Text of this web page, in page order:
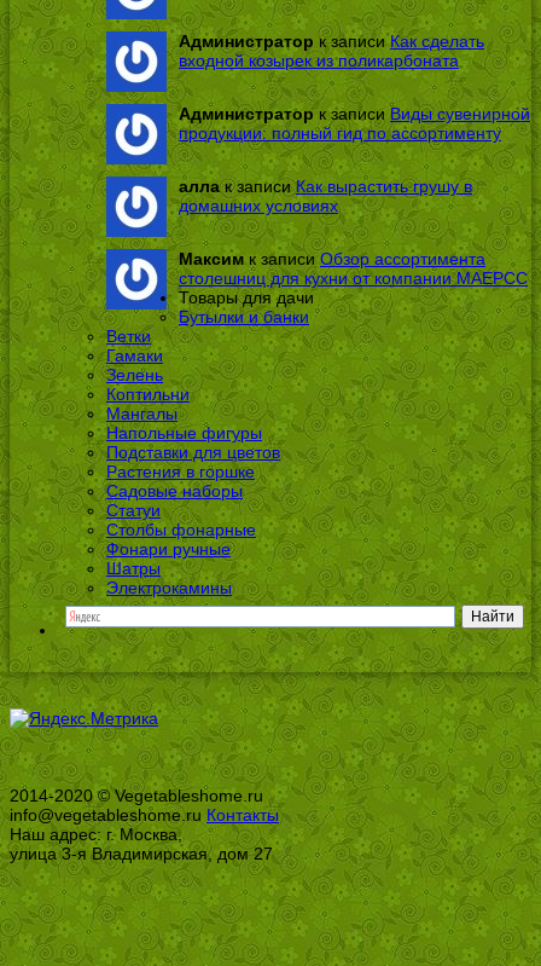
Администратор к записиКак сделать
входной козырек из поликарбоната
Администраторк записи Виды сувенирной
продукции: полный гид по ассортименту
аллак записиКак вырастить грушу в
домашних условиях
Максимк записиОбзор ассортимента
столешниц для кухни от компании МАЕРСС
Товары для дачи
Бутылки и банки
Ветки
Гамаки
Зелень
Коптильни
Мангалы
Напольные фигуры
Подставки для цветов
Растения в горшке
Садовые наборы
Статуи
Столбы фонарные
Фонари ручные
Шатры
Электрокамины
2014-2020 © Vegetableshome.ru
info@vegetableshome.ru Контакты
Наш адрес: г. Москва,
улица 3-я Владимирская, дом 27